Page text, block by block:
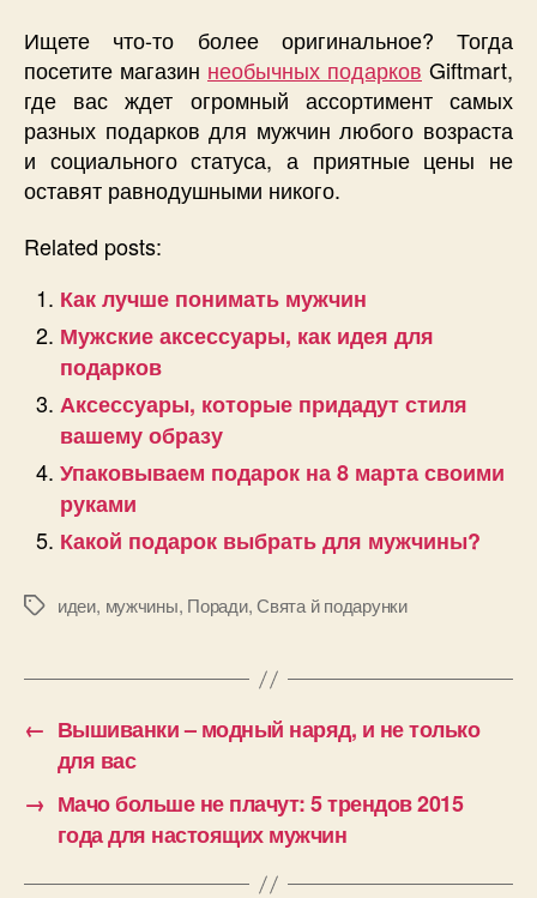
Ищете что-то более оригинальное? Тогда
посетите магазин необычных подарков Giftmart,
где вас ждет огромный ассортимент самых
разных подарков для мужчин любого возраста
и социального статуса, а приятные цены не
оставят равнодушными никого.
Related posts:
Как лучше понимать мужчин
Мужские аксессуары, как идея для
подарков
Аксессуары, которые придадут стиля
вашему образу
Упаковываем подарок на 8 марта своими
руками
Какой подарок выбрать для мужчины?
Позначки
идеи, мужчины, Поради,Свята й подарунки
← Вышиванки – модный наряд, и не только
для вас
→ Мачо больше не плачут: 5 трендов 2015
года для настоящих мужчин